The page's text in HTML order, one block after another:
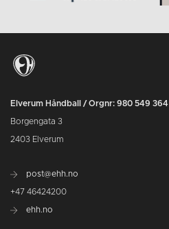
Elverum Håndball / Orgnr: 980 549 364
Borgengata 3
2403 Elverum
post@ehh.no
+47 46424200
ehh.no